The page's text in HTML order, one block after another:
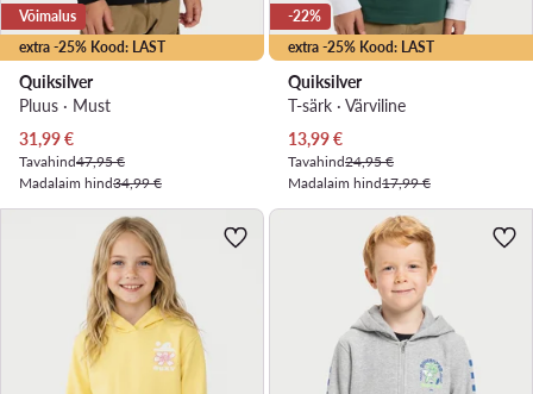
extra -25% Kood: LAST
Võimalus
Quiksilver
Pluus · Must
Praegune hind
31,99€
Tavahind47,95 €
Madalaim hind34,99 €
extra -25% Kood: LAST
-22%
Quiksilver
T-särk · Värviline
Praegune hind
13,99€
Tavahind24,95 €
Madalaim hind17,99 €